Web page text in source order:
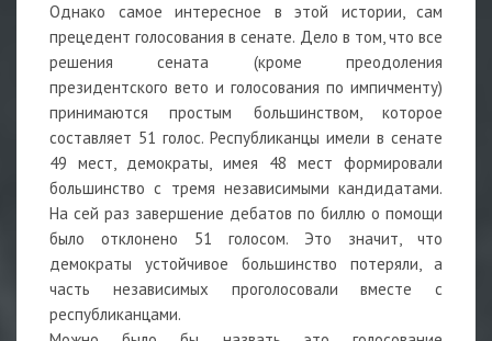
Однако самое интересное в этой истории, сам
прецедент голосования в сенате. Дело в том, что все
решения сената (кроме преодоления
президентского вето и голосования по импичменту)
принимаются простым большинством, которое
составляет 51 голос. Республиканцы имели в сенате
49 мест, демократы, имея 48 мест формировали
большинство с тремя независимыми кандидатами.
На сей раз завершение дебатов по биллю о помощи
было отклонено 51 голосом. Это значит, что
демократы устойчивое большинство потеряли, а
часть независимых проголосовали вместе с
республиканцами.